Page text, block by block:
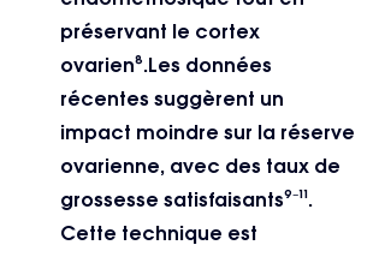
préservant le cortex
ovarien⁸.Les données
récentes suggèrent un
impact moindre sur la réserve
ovarienne, avec des taux de
grossesse satisfaisants⁹⁻¹¹.
Cette technique est